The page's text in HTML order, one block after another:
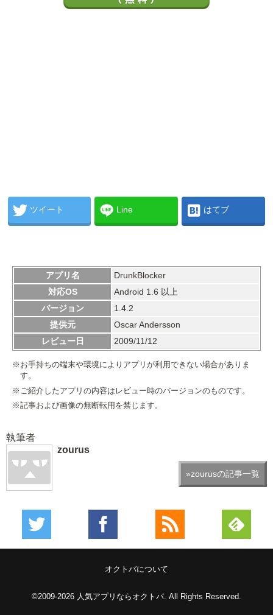
ツイート Line はてブ
アプリ名
DrunkBlocker
対応OS
Android 1.6 以上
バージョン
1.4.2
提供元
Oscar Andersson
レビュー日
2009/11/12
※お手持ちの端末や環境によりアプリが利用できない場合がありま
す。
※ご紹介したアプリの内容はレビュー時のバージョンのものです。
※記事および画像の無断転用を禁じます。
執筆者
zourus
»zourusの記事一覧
オクトバについて
©2009-2026 人気アプリならオクトバ. All Rights Reserved.